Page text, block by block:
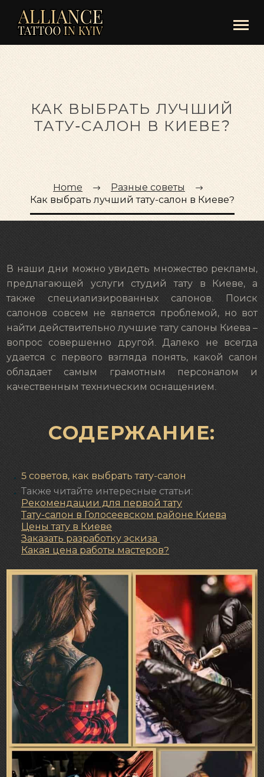
КАК ВЫБРАТЬ ЛУЧШИЙ
ТАТУ-САЛОН В КИЕВЕ?
Home
Разные советы
Как выбрать лучший тату-салон в Киеве?
В наши дни можно увидеть множество рекламы,
предлагающей услуги студий тату в Киеве, а
также специализированных салонов. Поиск
салонов совсем не является проблемой, но вот
найти действительно лучшие тату салоны Киева –
вопрос совершенно другой. Далеко не всегда
удается с первого взгляда понять, какой салон
обладает самым грамотным персоналом и
качественным техническим оснащением.
СОДЕРЖАНИЕ:
5 советов, как выбрать тату-салон
Также читайте интересные статьи:
Рекомендации для первой тату
Тату-салон в Голосеевском районе Киева
Цены тату в Киеве
Заказать разработку эскиза
Какая цена работы мастеров?